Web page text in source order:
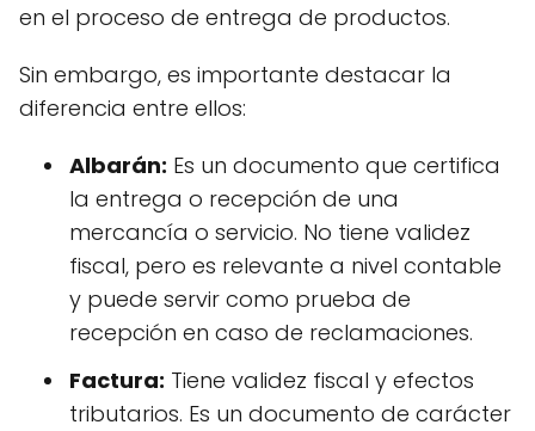
en el proceso de entrega de productos.
Sin embargo, es importante destacar la
diferencia entre ellos:
Albarán: Es un documento que certifica
la entrega o recepción de una
mercancía o servicio. No tiene validez
fiscal, pero es relevante a nivel contable
y puede servir como prueba de
recepción en caso de reclamaciones.
Factura: Tiene validez fiscal y efectos
tributarios. Es un documento de carácter